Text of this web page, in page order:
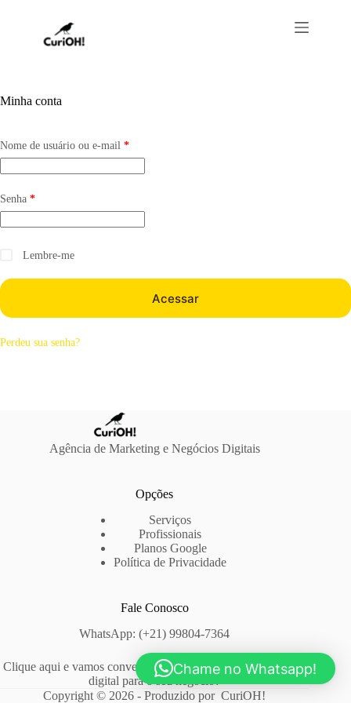
Minha conta
Nome de usuário ou e-mail *
Senha *
Lembre-me
Acessar
Perdeu sua senha?
Agência de Marketing e Negócios Digitais
Opções
Serviços
Profissionais
Planos Google
Política de Privacidade
Fale Conosco
WhatsApp: (+21) 99804-7364
Clique aqui e vamos conversar sobre o que podemos fazer no
digital para o seu negócio?
Copyright © 2026 - Produzido por CuriOH!
Chame no Whatsapp!